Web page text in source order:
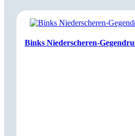
Binks Niederscheren-